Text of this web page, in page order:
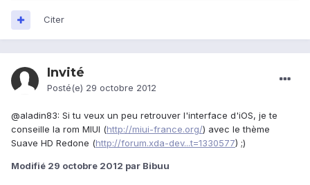
Citer
Invité
Posté(e) 29 octobre 2012
@aladin83: Si tu veux un peu retrouver l'interface d'iOS, je te
conseille la rom MIUI (http://miui-france.org/) avec le thème
Suave HD Redone (http://forum.xda-dev...t=1330577) ;)
Modifié 29 octobre 2012 par Bibuu